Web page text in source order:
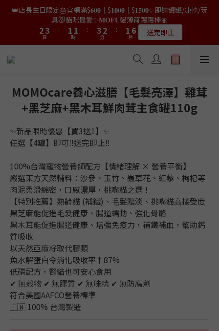
👑店長生日限量喵喵劵🎂買滿$𝟑𝟔𝟖即減$𝟐𝟖🥳結帳時輸入優惠碼
【𝐇𝐀𝐏𝐏𝐘𝐁𝐈𝐑𝐓𝐇𝐃𝐀𝐘】即可！部分產品不適用
4
2
1
5
3
2
日
:
3
2
1
0
3
2
1
0
時
:
5
4
3
2
4
3
2
1
分
:
3
2
1
0
8
7
6
5
4
3
0
秒 限量20個
01
1
0
0
4
3
2
1
👑店長生日限定🎂官網滿$𝟔𝟎𝟎｜$𝟏𝟎𝟎𝟎｜$𝟏𝟓𝟎𝟎✨即送罐罐/凍乾/玩
具😻貓咪最愛✨𝐌𝐎𝐅𝐔貓薄荷踢踢棒🎀
4
2
1
5
3
2
日
:
3
2
1
0
3
2
1
0
時
:
5
4
3
2
4
3
2
1
分
:
3
2
1
0
8
7
6
5
4
3
0
秒 送完即止
✨獨家優惠✨限時第𝟐件半價🔥🇳🇿紐西蘭𝐋𝐨𝐯𝐞𝐚𝐛𝐨𝐰𝐥凍乾生肉貓糧
😻𝟗𝟎%鮮肉內臟🌟𝟏𝟎𝟎%無骨配方✅
8
6
5
1
0
9
7
6
2
1
0
7
6
5
4
7
6
5
4
0
9
8
7
6
2
1
0
8
7
6
5
1
0
7
6
5
4
0
9
8
7
5
4
3
👑店長生日限量喵喵劵🎂買滿$𝟑𝟔𝟖即減$𝟐𝟖🥳結帳時輸入優惠碼
【𝐇𝐀𝐏𝐏𝐘𝐁𝐈𝐑𝐓𝐇𝐃𝐀𝐘】即可！部分產品不適用
9
5
4
3
1
0
6
5
4
2
1
日
9
8
4
3
2
0
9
8
4
3
2
0
時
6
5
4
2
1
9
5
4
3
1
0
9
8
4
3
2
9
8
7
2
1
0
MOMOcare養心滋膳【毛髮亮澤】雞茸
+黑芝麻+黑木耳鮮肉茸主食罐110g
✨新品限時優惠【買3送1】✨
任選【4罐】即可‼送完即止‼
100%台灣寵物營養師配方【情緒理解 × 營養平衡】
嚴選東方天然輔料：沙參、玉竹、蟲草花、紅藜、枸杞等
肉泥柔滑綿密，口感濃厚，挑嘴貓之選！
【特別推薦】熟齡貓 (補鐵)、⽑髮黯淡、挑嘴貓⾼接受度
黑芝麻能促進毛髮健康、腸道蠕動、強化骨骼
黑木耳能促進腸道健康、增強免疫力，補鐵補血，幫助鈣
質吸收
以天然亞麻籽取代膠類
魚水解蛋白令消化吸收率↑87%
低磷配方，腎貓也可安心食用
✔ 無穀物 ✔ 無膠質 ✔ 無味精 ✔ 無防腐劑
符合美國AAFCO營養標準
🇹🇼 100% 台灣製造